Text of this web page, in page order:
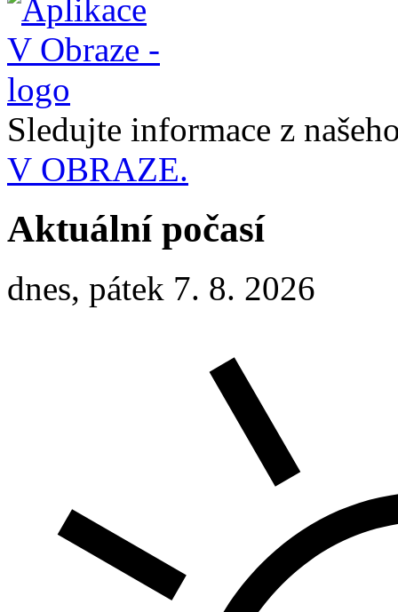
Sledujte informace z
V OBRAZE.
Aktuální počasí
dnes, pátek 7. 8. 2026